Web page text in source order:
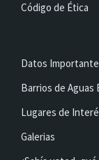
Código de Ética
Datos
Barrios de Aguas
Lugares de
Galerias